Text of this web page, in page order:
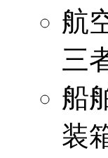
航
三
船
装